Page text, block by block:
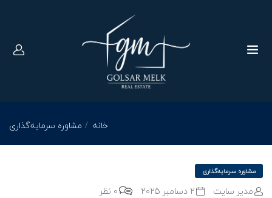
خانه مشاوره سرمایه‌گذاری
مشاوره سرمایه‌گذاری
مدیر سایت 2 دسامبر 2025 0 نظر